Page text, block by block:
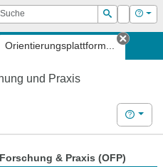
Suchen
Login Hilfe
Orientierungsplattform...
Tab
und Praxis
Hilfe
& Praxis (OFP)